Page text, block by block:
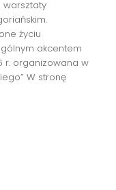
warsztaty
życiu
akcentem
r. organizowana w
W stronę